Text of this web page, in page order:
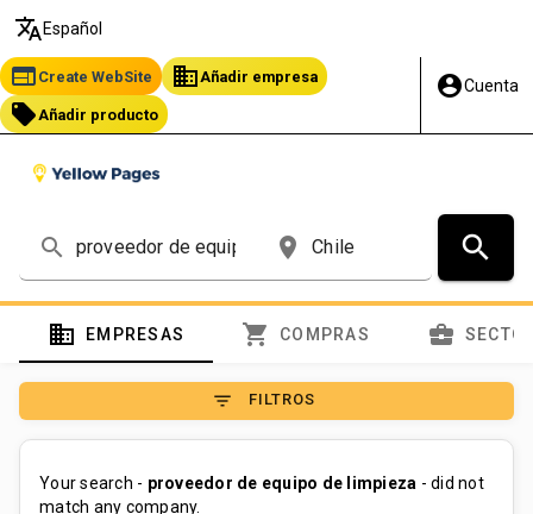
translate Español
web Create WebSite business Añadir empresa
local_offer Añadir producto
account_circleCuenta
search place search
domain EMPRESAS shopping_cart COMPRAS business_center
filter_list FILTROS
Your search - proveedor de equipo de limpieza - did not
match any company.